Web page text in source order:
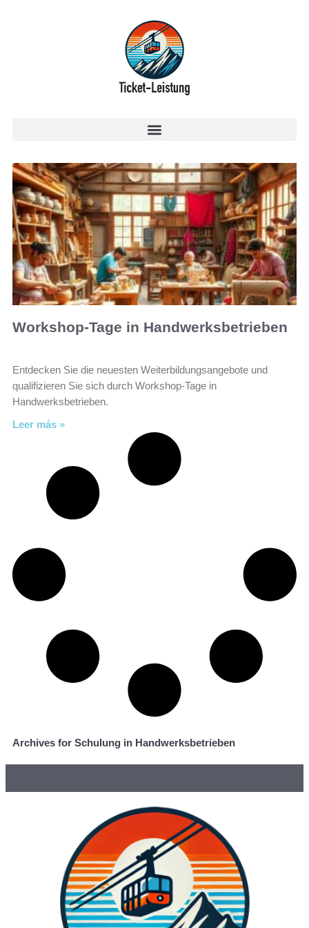
Workshop-Tage in Handwerksbetrieben
Entdecken Sie die neuesten Weiterbildungsangebote und
qualifizieren Sie sich durch Workshop-Tage in
Handwerksbetrieben.
Leer más »
Archives for Schulung in Handwerksbetrieben